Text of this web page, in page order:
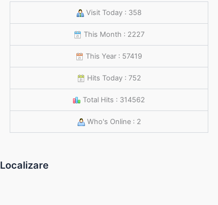
Visit Today : 358
This Month : 2227
This Year : 57419
Hits Today : 752
Total Hits : 314562
Who's Online : 2
Localizare